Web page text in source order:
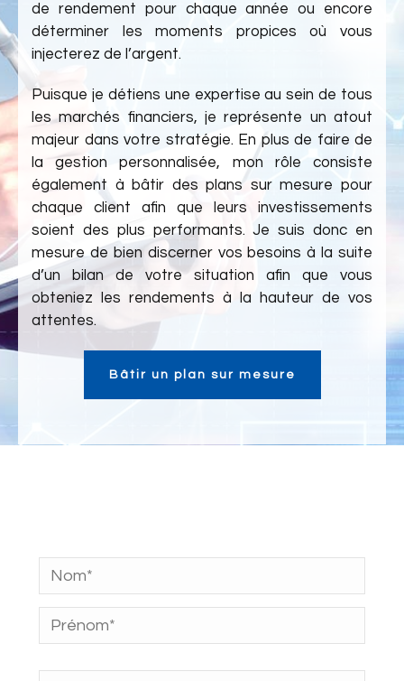
de rendement pour chaque année ou encore
déterminer les moments propices où vous
injecterez de l’argent.
Puisque je détiens une expertise au sein de tous
les marchés financiers, je représente un atout
majeur dans votre stratégie. En plus de faire de
la gestion personnalisée, mon rôle consiste
également à bâtir des plans sur mesure pour
chaque client afin que leurs investissements
soient des plus performants. Je suis donc en
mesure de bien discerner vos besoins à la suite
d’un bilan de votre situation afin que vous
obteniez les rendements à la hauteur de vos
attentes.
Bâtir un plan sur mesure